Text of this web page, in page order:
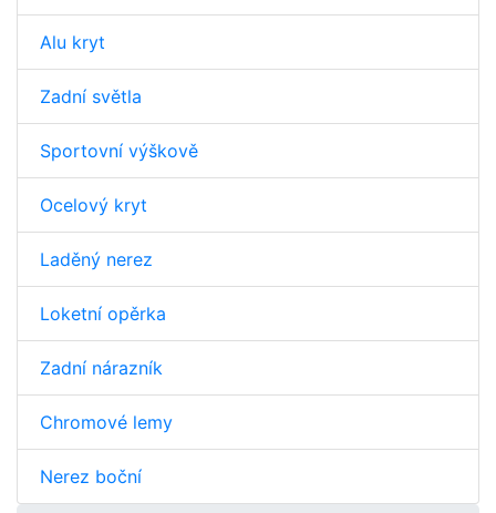
Alu kryt
Zadní světla
Sportovní výškově
Ocelový kryt
Laděný nerez
Loketní opěrka
Zadní nárazník
Chromové lemy
Nerez boční